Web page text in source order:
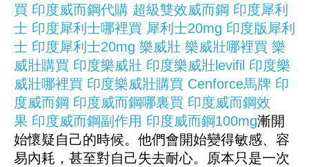
買 印度威而鋼代購 超級雙效威而鋼 印度犀利
士 印度犀利士哪裡買 犀利士20mg 印度版犀利
士 印度犀利士20mg 樂威壯 樂威壯哪裡買 樂
威壯購買 印度樂威壯 印度樂威壯levifil 印度樂
威壯哪裡買 印度樂威壯購買 Cenforce馬牌 印
度威而鋼 印度威而鋼哪裏買 印度威而鋼效
果 印度威而鋼副作用 印度威而鋼100mg漸開
始懷疑自己的時候。他們會開始變得敏感、容
易內耗，甚至對自己失去耐心。原本只是一次